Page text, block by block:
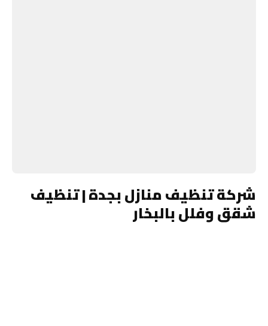
شركة تنظيف منازل بجدة | تنظيف
شقق وفلل بالبخار